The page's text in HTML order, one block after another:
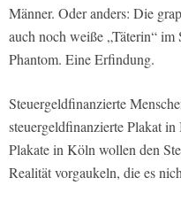
Männer. Oder anders: Die
auch noch weiße „Täterin“
Phantom. Eine Erfindung.
Steuergeldfinanzierte
steuergeldfinanzierte Plakat
Plakate in Köln wollen den
Realität vorgaukeln, die es